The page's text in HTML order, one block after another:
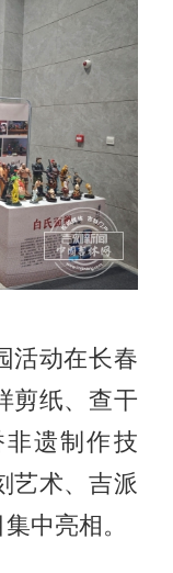
动在长春
剪纸、查干
遗制作技
艺术、吉派
中亮相。